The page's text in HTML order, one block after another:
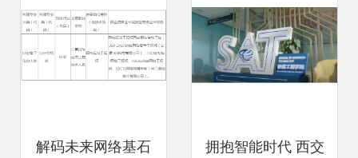
解析
解码未来网络基石 拥抱智能时代 西交